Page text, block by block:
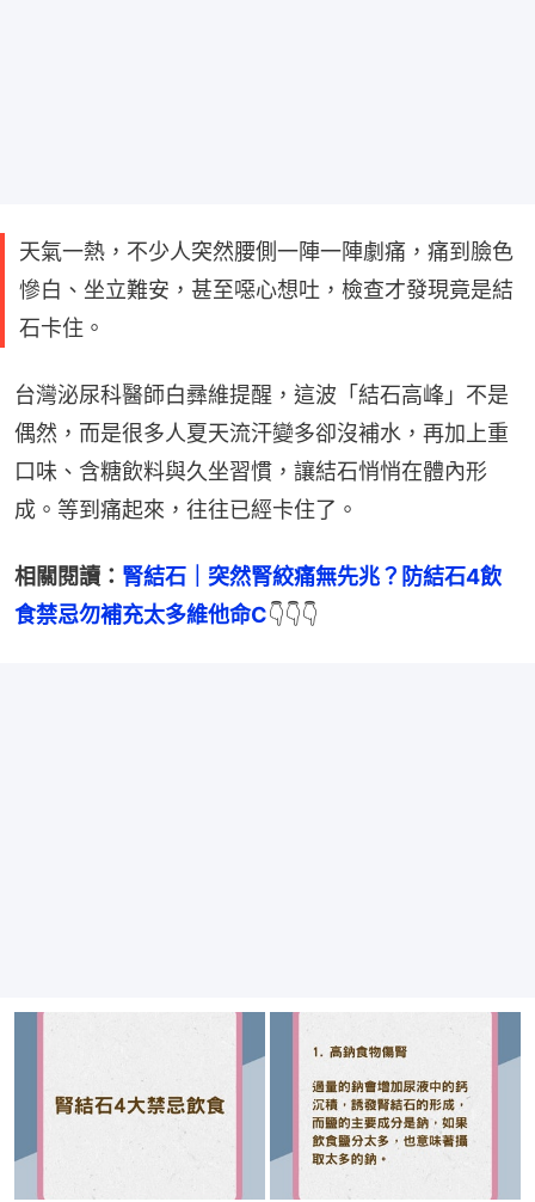
天氣一熱，不少人突然腰側一陣一陣劇痛，痛到臉色
慘白、坐立難安，甚至噁心想吐，檢查才發現竟是結
石卡住。
台灣泌尿科醫師白彞維提醒，這波「結石高峰」不是
偶然，而是很多人夏天流汗變多卻沒補水，再加上重
口味、含糖飲料與久坐習慣，讓結石悄悄在體內形
成。等到痛起來，往往已經卡住了。
相關閱讀： 腎結石｜突然腎絞痛無先兆？防結石4飲
食禁忌勿補充太多維他命C👇👇👇